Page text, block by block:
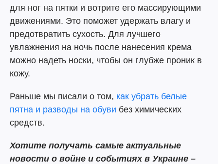
для ног на пятки и вотрите его массирующими
движениями. Это поможет удержать влагу и
предотвратить сухость. Для лучшего
увлажнения на ночь после нанесения крема
можно надеть носки, чтобы он глубже проник в
кожу.
Раньше мы писали о том, как убрать белые
пятна и разводы на обуви без химических
средств.
Хотите получать самые актуальные
новости о войне и событиях в Украине –